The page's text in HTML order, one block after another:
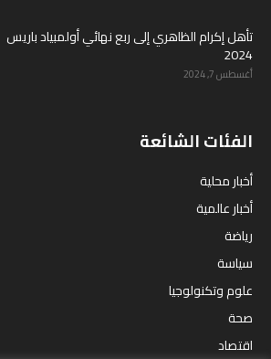
تأهل إكرام الظاهري إلى ربع نهائي أولمبياد باريس
2024
أغسطس 7, 2024
الفئات الشائعة
أخبار محلية
أخبار عالمية
رياضة
سياسة
علوم وتكنولوجيا
صحة
اقتصاد